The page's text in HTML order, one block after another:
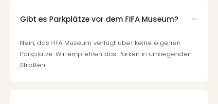
Gibt es Parkplätze vor dem FIFA Museum?
Nein, das FIFA Museum verfügt über keine eigenen
Parkplätze. Wir empfehlen das Parken in umliegenden
Straßen.